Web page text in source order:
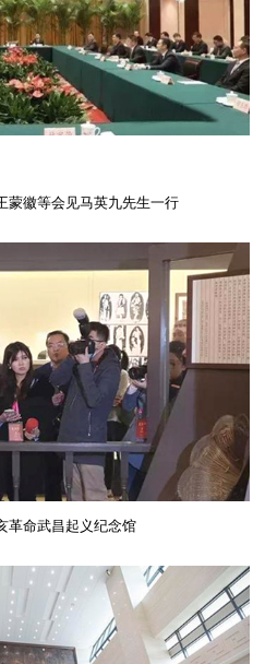
蒙徽等会见马英九先生一行
革命武昌起义纪念馆